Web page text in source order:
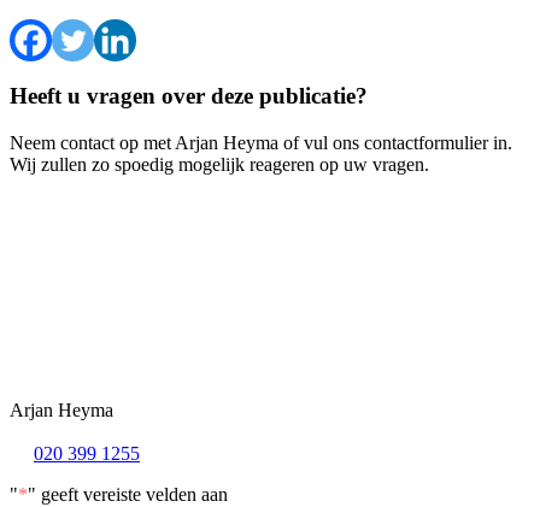
Heeft u vragen over deze publicatie?
Neem contact op met Arjan Heyma of vul ons contactformulier in.
Wij zullen zo spoedig mogelijk reageren op uw vragen.
Arjan Heyma
020 399 1255
"*" geeft vereiste velden aan